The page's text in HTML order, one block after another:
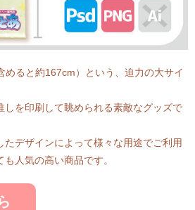
めると約167cm）という、迫力の大サイ
しを印刷して眺められる素敵なグッズで
たデザインによって様々な用途でご利用
人気の高い商品です。